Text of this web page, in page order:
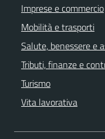
Imprese e commercio
Mobilità e trasporti
Salute, benessere e
Tributi, finanze e
Turismo
Vita lavorativa